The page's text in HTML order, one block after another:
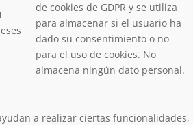
de cookies de GDPR y se utiliza
para almacenar si el usuario ha
dado su consentimiento o no
para el uso de cookies. No
almacena ningún dato personal.
a realizar ciertas funcionalidades,